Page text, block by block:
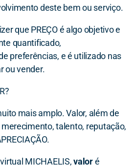
deste bem ou serviço.
que PREÇO é algo objetivo e
quantificado,
preferências, e é utilizado nas
ou vender.
mais amplo. Valor, além de
talento, reputação,
MICHAELIS,valoré